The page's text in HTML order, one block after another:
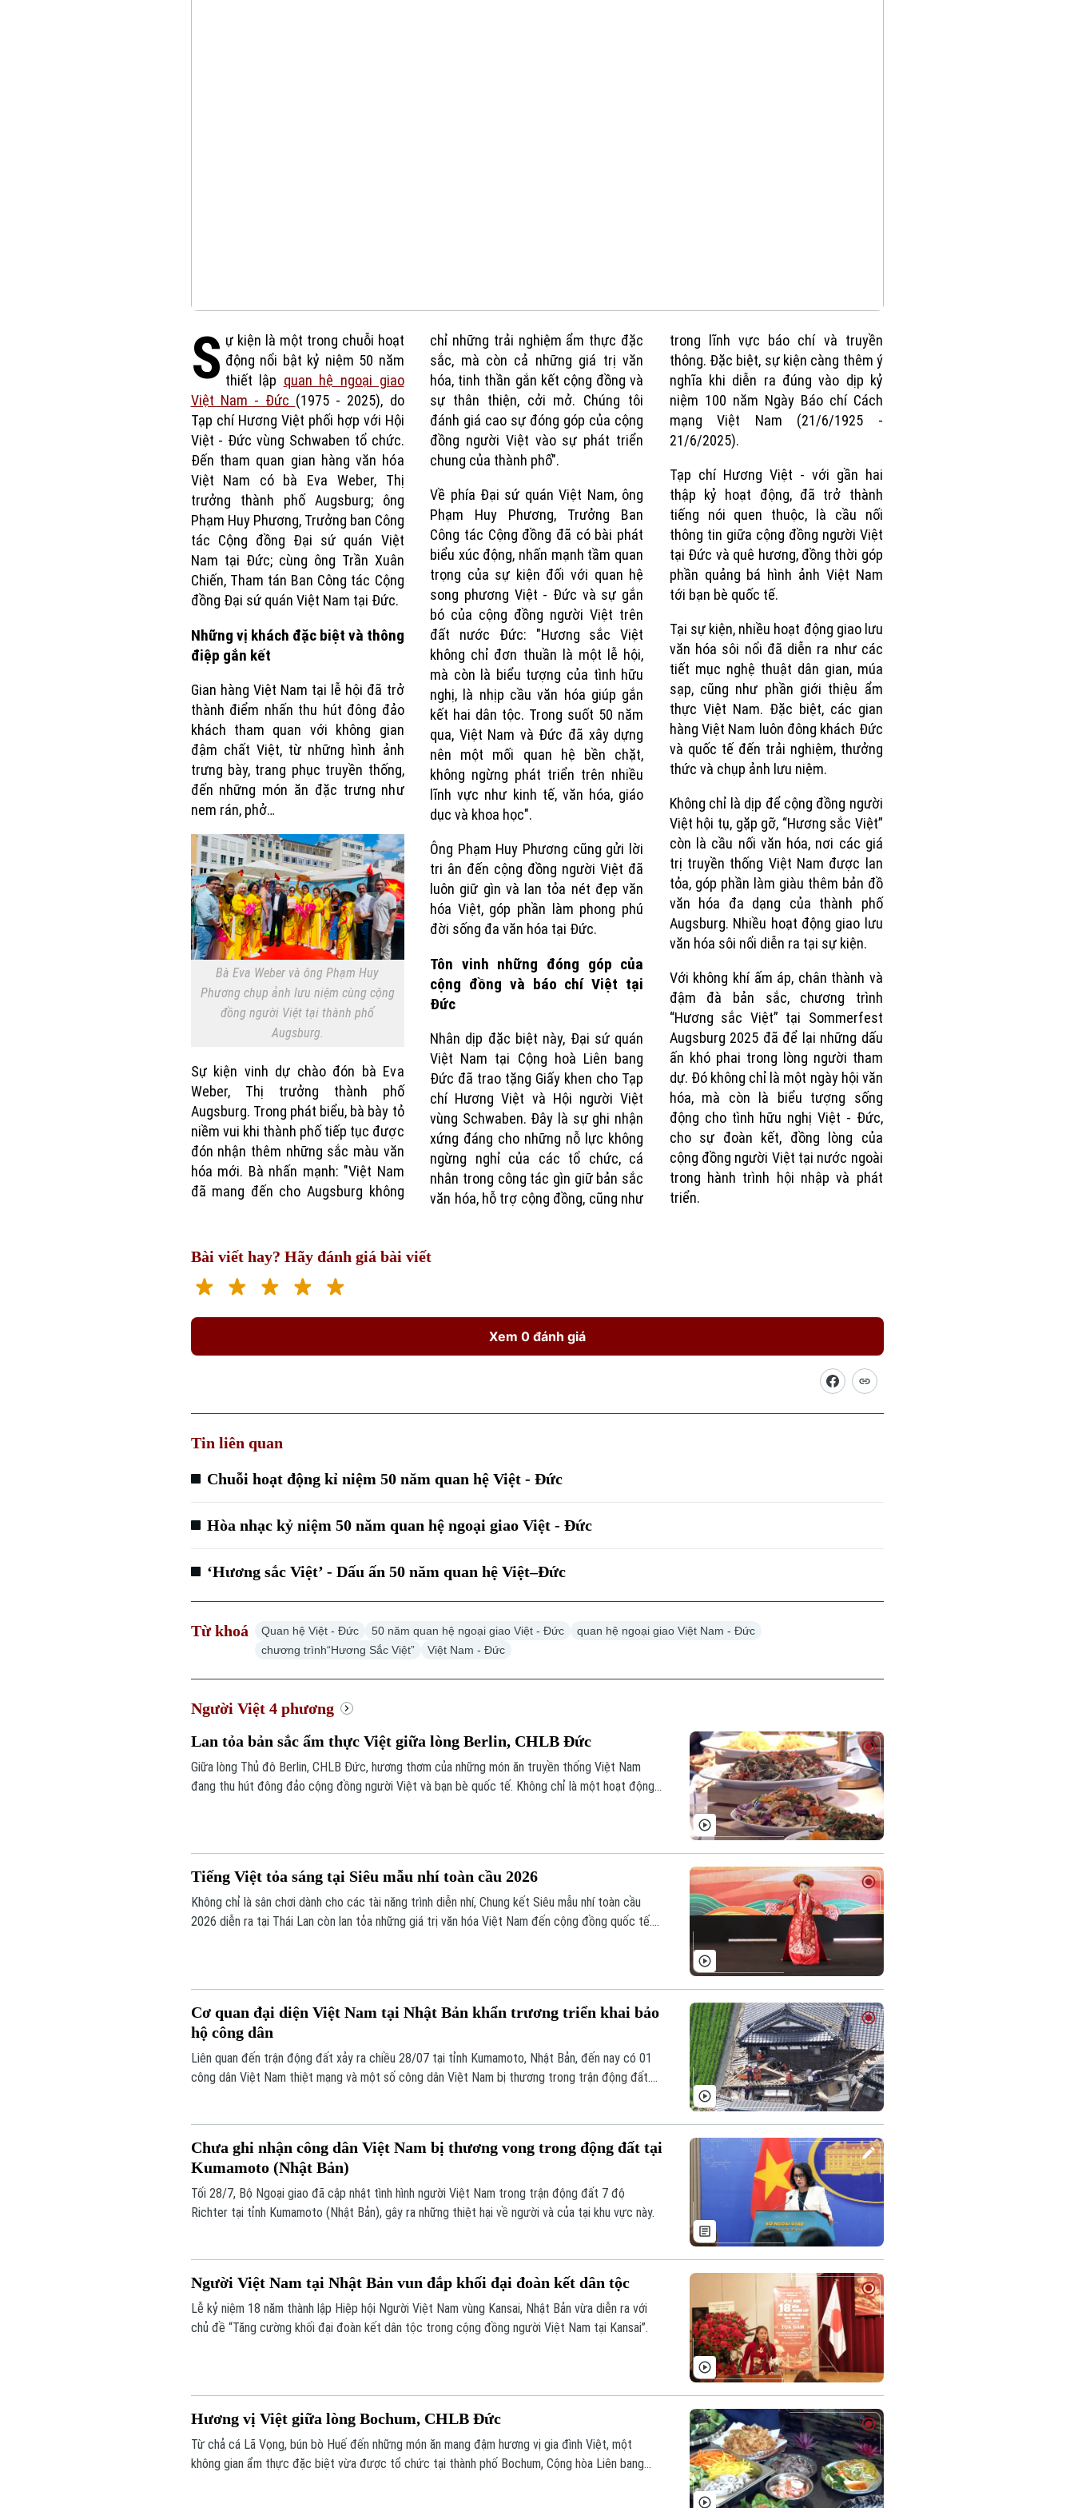
S ự kiện là một trong chuỗi hoạt
động nổi bật kỷ niệm 50 năm
thiết lập quan hệ ngoại giao
Việt Nam - Đức (1975 - 2025), do
Tạp chí Hương Việt phối hợp với Hội
Việt - Đức vùng Schwaben tổ chức.
Đến tham quan gian hàng văn hóa
Việt Nam có bà Eva Weber, Thị
trưởng thành phố Augsburg; ông
Phạm Huy Phương, Trưởng ban Công
tác Cộng đồng Đại sứ quán Việt
Nam tại Đức; cùng ông Trần Xuân
Chiến, Tham tán Ban Công tác Cộng
đồng Đại sứ quán Việt Nam tại Đức.
Những vị khách đặc biệt và thông
điệp gắn kết
Gian hàng Việt Nam tại lễ hội đã trở
thành điểm nhấn thu hút đông đảo
khách tham quan với không gian
đậm chất Việt, từ những hình ảnh
trưng bày, trang phục truyền thống,
đến những món ăn đặc trưng như
nem rán, phở…
Bà Eva Weber và ông Phạm Huy
Phương chụp ảnh lưu niệm cùng cộng
đồng người Việt tại thành phố
Augsburg.
Sự kiện vinh dự chào đón bà Eva
Weber, Thị trưởng thành phố
Augsburg. Trong phát biểu, bà bày tỏ
niềm vui khi thành phố tiếp tục được
đón nhận thêm những sắc màu văn
hóa mới. Bà nhấn mạnh: "Việt Nam
đã mang đến cho Augsburg không
chỉ những trải nghiệm ẩm thực đặc
sắc, mà còn cả những giá trị văn
hóa, tinh thần gắn kết cộng đồng và
sự thân thiện, cởi mở. Chúng tôi
đánh giá cao sự đóng góp của cộng
đồng người Việt vào sự phát triển
chung của thành phố".
Về phía Đại sứ quán Việt Nam, ông
Phạm Huy Phương, Trưởng Ban
Công tác Cộng đồng đã có bài phát
biểu xúc động, nhấn mạnh tầm quan
trọng của sự kiện đối với quan hệ
song phương Việt - Đức và sự gắn
bó của cộng đồng người Việt trên
đất nước Đức: "Hương sắc Việt
không chỉ đơn thuần là một lễ hội,
mà còn là biểu tượng của tình hữu
nghị, là nhịp cầu văn hóa giúp gắn
kết hai dân tộc. Trong suốt 50 năm
qua, Việt Nam và Đức đã xây dựng
nên một mối quan hệ bền chặt,
không ngừng phát triển trên nhiều
lĩnh vực như kinh tế, văn hóa, giáo
dục và khoa học".
Ông Phạm Huy Phương cũng gửi lời
tri ân đến cộng đồng người Việt đã
luôn giữ gìn và lan tỏa nét đẹp văn
hóa Việt, góp phần làm phong phú
đời sống đa văn hóa tại Đức.
Tôn vinh những đóng góp của
cộng đồng và báo chí Việt tại
Đức
Nhân dịp đặc biệt này, Đại sứ quán
Việt Nam tại Cộng hoà Liên bang
Đức đã trao tặng Giấy khen cho Tạp
chí Hương Việt và Hội người Việt
vùng Schwaben. Đây là sự ghi nhận
xứng đáng cho những nỗ lực không
ngừng nghỉ của các tổ chức, cá
nhân trong công tác gìn giữ bản sắc
văn hóa, hỗ trợ cộng đồng, cũng như
trong lĩnh vực báo chí và truyền
thông. Đặc biệt, sự kiện càng thêm ý
nghĩa khi diễn ra đúng vào dịp kỷ
niệm 100 năm Ngày Báo chí Cách
mạng Việt Nam (21/6/1925 -
21/6/2025).
Tạp chí Hương Việt - với gần hai
thập kỷ hoạt động, đã trở thành
tiếng nói quen thuộc, là cầu nối
thông tin giữa cộng đồng người Việt
tại Đức và quê hương, đồng thời góp
phần quảng bá hình ảnh Việt Nam
tới bạn bè quốc tế.
Tại sự kiện, nhiều hoạt động giao lưu
văn hóa sôi nổi đã diễn ra như các
tiết mục nghệ thuật dân gian, múa
sạp, cũng như phần giới thiệu ẩm
thực Việt Nam. Đặc biệt, các gian
hàng Việt Nam luôn đông khách Đức
và quốc tế đến trải nghiệm, thưởng
thức và chụp ảnh lưu niệm.
Không chỉ là dịp để cộng đồng người
Việt hội tụ, gặp gỡ, “Hương sắc Việt”
còn là cầu nối văn hóa, nơi các giá
trị truyền thống Việt Nam được lan
tỏa, góp phần làm giàu thêm bản đồ
văn hóa đa dạng của thành phố
Augsburg. Nhiều hoạt động giao lưu
văn hóa sôi nổi diễn ra tại sự kiện.
Với không khí ấm áp, chân thành và
đậm đà bản sắc, chương trình
“Hương sắc Việt” tại Sommerfest
Augsburg 2025 đã để lại những dấu
ấn khó phai trong lòng người tham
dự. Đó không chỉ là một ngày hội văn
hóa, mà còn là biểu tượng sống
động cho tình hữu nghị Việt - Đức,
cho sự đoàn kết, đồng lòng của
cộng đồng người Việt tại nước ngoài
trong hành trình hội nhập và phát
triển.
Bài viết hay? Hãy đánh giá bài viết
Xem 0 đánh giá
Tin liên quan
Chuỗi hoạt động kỉ niệm 50 năm quan hệ Việt - Đức
Hòa nhạc kỷ niệm 50 năm quan hệ ngoại giao Việt - Đức
‘Hương sắc Việt’ - Dấu ấn 50 năm quan hệ Việt–Đức
Từ khoá Quan hệ Việt - Đức 50 năm quan hệ ngoại giao Việt - Đức
quan hệ ngoại giao Việt Nam - Đức
chương trình“Hương Sắc Việt”
Việt Nam - Đức
Người Việt 4 phương
Lan tỏa bản sắc ẩm thực Việt giữa lòng Berlin, CHLB Đức
Giữa lòng Thủ đô Berlin, CHLB Đức, hương thơm của những món ăn truyền thống Việt Nam
đang thu hút đông đảo cộng đồng người Việt và bạn bè quốc tế. Không chỉ là một hoạt động
Tiếng Việt tỏa sáng tại Siêu mẫu nhí toàn cầu 2026
Không chỉ là sân chơi dành cho các tài năng trình diễn nhí, Chung kết Siêu mẫu nhí toàn cầu
2026 diễn ra tại Thái Lan còn lan tỏa những giá trị văn hóa Việt Nam đến cộng đồng quốc tế.
Cơ quan đại diện Việt Nam tại Nhật Bản khẩn trương triển khai bảo
hộ công dân
Liên quan đến trận động đất xảy ra chiều 28/07 tại tỉnh Kumamoto, Nhật Bản, đến nay có 01
công dân Việt Nam thiệt mạng và một số công dân Việt Nam bị thương trong trận động đất.
Chưa ghi nhận công dân Việt Nam bị thương vong trong động đất tại
Kumamoto (Nhật Bản)
Tối 28/7, Bộ Ngoại giao đã cập nhật tình hình người Việt Nam trong trận động đất 7 độ
Richter tại tỉnh Kumamoto (Nhật Bản), gây ra những thiệt hại về người và của tại khu vực này.
Người Việt Nam tại Nhật Bản vun đắp khối đại đoàn kết dân tộc
Lễ kỷ niệm 18 năm thành lập Hiệp hội Người Việt Nam vùng Kansai, Nhật Bản vừa diễn ra với
chủ đề “Tăng cường khối đại đoàn kết dân tộc trong cộng đồng người Việt Nam tại Kansai”.
Hương vị Việt giữa lòng Bochum, CHLB Đức
Từ chả cá Lã Vọng, bún bò Huế đến những món ăn mang đậm hương vị gia đình Việt, một
không gian ẩm thực đặc biệt vừa được tổ chức tại thành phố Bochum, Cộng hòa Liên bang